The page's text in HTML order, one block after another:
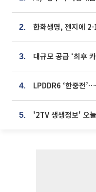
2.
3.
4. LPDDR6 ‘한중전
5.